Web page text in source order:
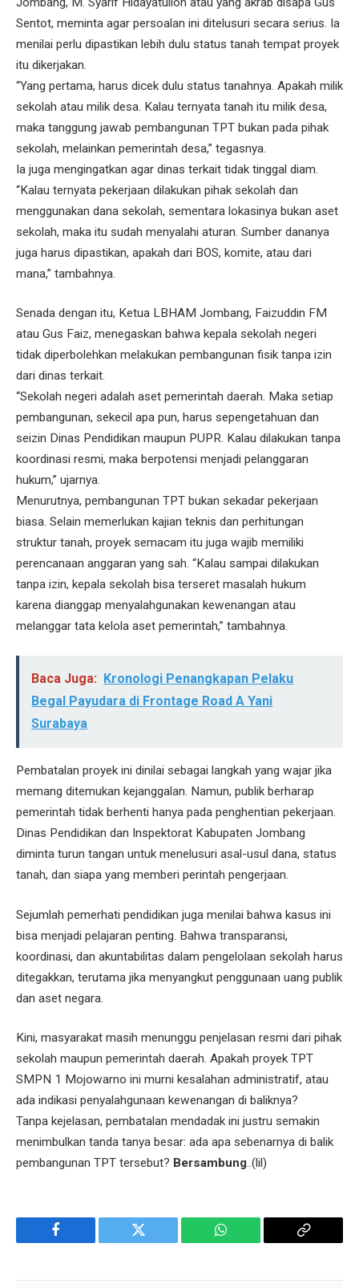
Sentot, meminta agar persoalan ini ditelusuri secara serius. Ia
menilai perlu dipastikan lebih dulu status tanah tempat proyek
itu dikerjakan.
“Yang pertama, harus dicek dulu status tanahnya. Apakah milik
sekolah atau milik desa. Kalau ternyata tanah itu milik desa,
maka tanggung jawab pembangunan TPT bukan pada pihak
sekolah, melainkan pemerintah desa,” tegasnya.
Ia juga mengingatkan agar dinas terkait tidak tinggal diam.
“Kalau ternyata pekerjaan dilakukan pihak sekolah dan
menggunakan dana sekolah, sementara lokasinya bukan aset
sekolah, maka itu sudah menyalahi aturan. Sumber dananya
juga harus dipastikan, apakah dari BOS, komite, atau dari
mana,” tambahnya.
Senada dengan itu, Ketua LBHAM Jombang, Faizuddin FM
atau Gus Faiz, menegaskan bahwa kepala sekolah negeri
tidak diperbolehkan melakukan pembangunan fisik tanpa izin
dari dinas terkait.
“Sekolah negeri adalah aset pemerintah daerah. Maka setiap
pembangunan, sekecil apa pun, harus sepengetahuan dan
seizin Dinas Pendidikan maupun PUPR. Kalau dilakukan tanpa
koordinasi resmi, maka berpotensi menjadi pelanggaran
hukum,” ujarnya.
Menurutnya, pembangunan TPT bukan sekadar pekerjaan
biasa. Selain memerlukan kajian teknis dan perhitungan
struktur tanah, proyek semacam itu juga wajib memiliki
perencanaan anggaran yang sah. “Kalau sampai dilakukan
tanpa izin, kepala sekolah bisa terseret masalah hukum
karena dianggap menyalahgunakan kewenangan atau
melanggar tata kelola aset pemerintah,” tambahnya.
Baca Juga:
Kronologi Penangkapan Pelaku
Begal Payudara di Frontage Road A Yani
Surabaya
Pembatalan proyek ini dinilai sebagai langkah yang wajar jika
memang ditemukan kejanggalan. Namun, publik berharap
pemerintah tidak berhenti hanya pada penghentian pekerjaan.
Dinas Pendidikan dan Inspektorat Kabupaten Jombang
diminta turun tangan untuk menelusuri asal-usul dana, status
tanah, dan siapa yang memberi perintah pengerjaan.
Sejumlah pemerhati pendidikan juga menilai bahwa kasus ini
bisa menjadi pelajaran penting. Bahwa transparansi,
koordinasi, dan akuntabilitas dalam pengelolaan sekolah harus
ditegakkan, terutama jika menyangkut penggunaan uang publik
dan aset negara.
Kini, masyarakat masih menunggu penjelasan resmi dari pihak
sekolah maupun pemerintah daerah. Apakah proyek TPT
SMPN 1 Mojowarno ini murni kesalahan administratif, atau
ada indikasi penyalahgunaan kewenangan di baliknya?
Tanpa kejelasan, pembatalan mendadak ini justru semakin
menimbulkan tanda tanya besar: ada apa sebenarnya di balik
pembangunan TPT tersebut? Bersambung..(lil)
Facebook Twitter WhatsApp
Copy